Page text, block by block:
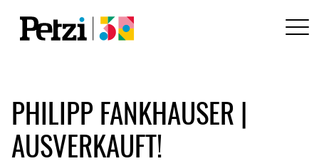
PHILIPP FANKHAUSER |
AUSVERKAUFT!